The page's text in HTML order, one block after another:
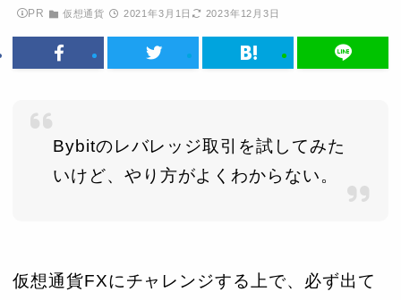
PR 仮想通貨 2021年3月1日 2023年12月3日
Bybitのレバレッジ取引を試してみた
いけど、やり方がよくわからない。
仮想通貨FXにチャレンジする上で、必ず出て